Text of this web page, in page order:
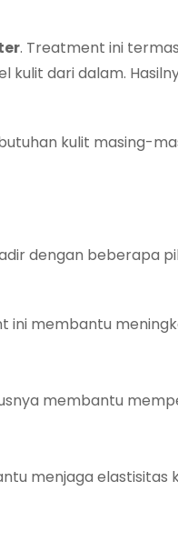
. Treatment ini
kulit dari dalam.
kulit masing-
dengan beberapa
ini membantu
membantu
menjaga elastisitas